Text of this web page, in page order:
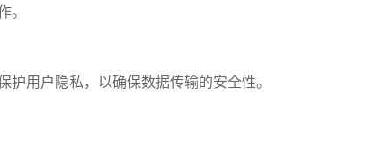
用户隐私，以确保数据传输的安全性。